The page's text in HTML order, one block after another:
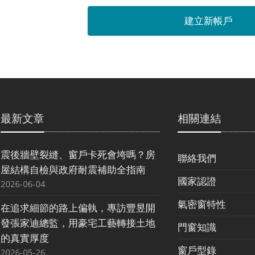
建立新帳戶
最新文章
震後牆壁裂縫、窗戶卡死會垮嗎？房
屋結構自檢與政府耐震補助全指南
2026-06-04
在追求細節的路上偏執，專訪豐昱開
發張家迪總監，用豪宅工藝轉接土地
的真實厚度
2026-05-26
相關連結
聯絡我們
國家認證
氣密窗特性
門窗知識
窗戶型錄